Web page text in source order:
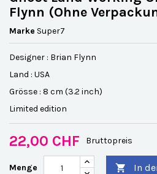
Flynn (Ohne
Marke Super7
Designer : Brian Flynn
Land : USA
Grösse : 8 cm (3.2 inch)
Limited edition
22,00 CHF Bruttopreis
Menge  In